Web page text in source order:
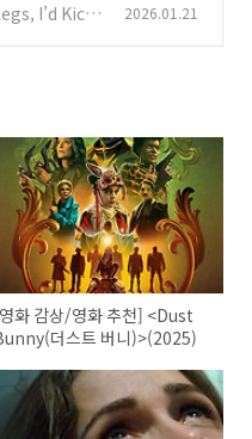
I’d Kick
2026.01.21
화 감상/영화 추천] <Dust
더스트 버니)>(2025)